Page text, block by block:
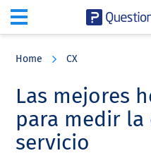
content
sidebar
Home CX
Las mejores
para medir
servicio